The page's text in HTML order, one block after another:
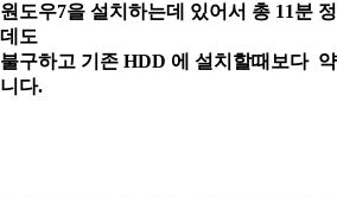
원도우7을 설치하는데 있어서 총 11분
데도
불구하고 기존 HDD 에 설치할때보다
니다.